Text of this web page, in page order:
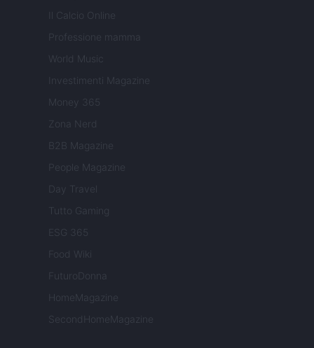
Il Calcio Online
Professione mamma
World Music
Investimenti Magazine
Money 365
Zona Nerd
B2B Magazine
People Magazine
Day Travel
Tutto Gaming
ESG 365
Food Wiki
FuturoDonna
HomeMagazine
SecondHomeMagazine